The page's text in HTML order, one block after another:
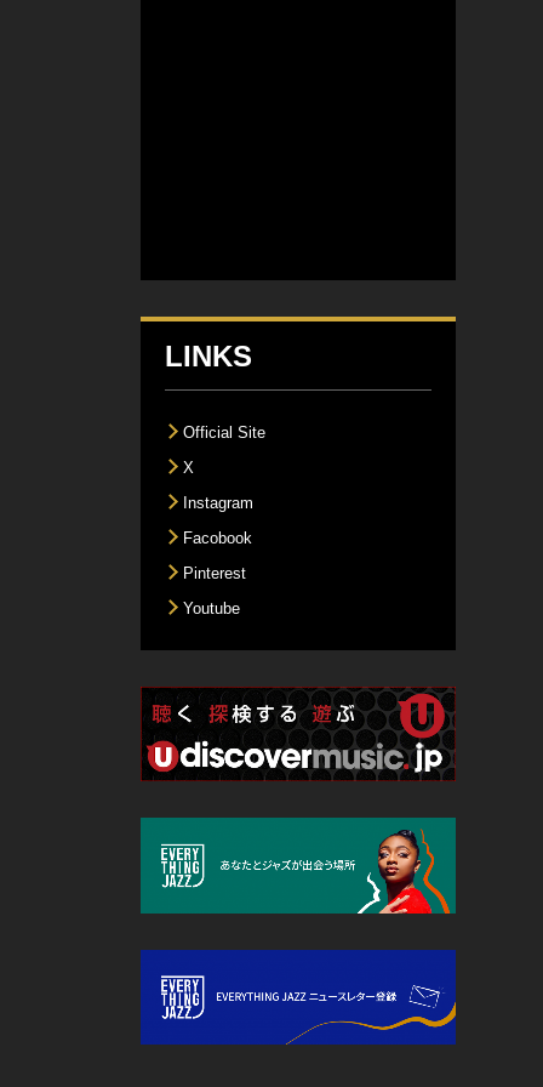
LINKS
Official Site
X
Instagram
Facobook
Pinterest
Youtube